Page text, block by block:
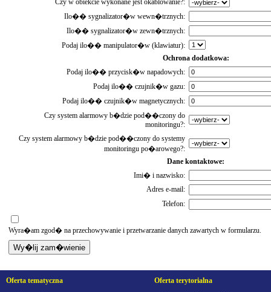
Czy w obiekcie wykonane jest okablowanie?:
Ilo�� sygnalizator�w wewn�trznych:
Ilo�� sygnalizator�w zewn�trznych:
Podaj ilo�� manipulator�w (klawiatur):
Ochrona dodatkowa:
Podaj ilo�� przycisk�w napadowych:
Podaj ilo�� czujnik�w gazu:
Podaj ilo�� czujnik�w magnetycznych:
Czy system alarmowy b�dzie pod��czony do
monitoringu?:
Czy system alarmowy b�dzie pod��czony do systemy
monitoringu po�arowego?:
Dane kontaktowe:
Imi� i nazwisko:
Adres e-mail:
Telefon:
Wyra�am zgod� na przechowywanie i przetwarzanie danych zawartych w formularzu.
Wy�lij zam�wienie
Oferta tematyczna
Oferta terytorialna